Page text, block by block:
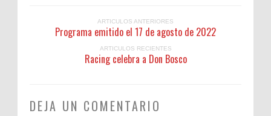
ARTICULOS ANTERIORES
Programa emitido el 17 de agosto de 2022
ARTICULOS RECIENTES
Racing celebra a Don Bosco
DEJA UN COMENTARIO